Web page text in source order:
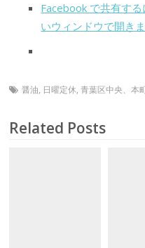
Facebook で共有す
いウィンドウで開き
醤油, 日曜定休,青葉区中央、本
Related Posts